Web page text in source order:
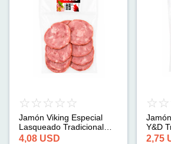
Jamón Viking Especial
Lasqueado Tradicional
Y&D (500g)
4,08 USD
Y&D
2,75